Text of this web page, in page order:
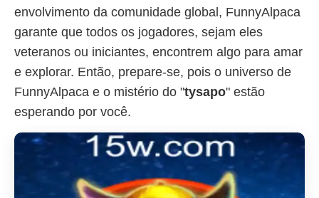
envolvimento da comunidade global, FunnyAlpaca
garante que todos os jogadores, sejam eles
veteranos ou iniciantes, encontrem algo para amar
e explorar. Então, prepare-se, pois o universo de
FunnyAlpaca e o mistério do "tysapo" estão
esperando por você.